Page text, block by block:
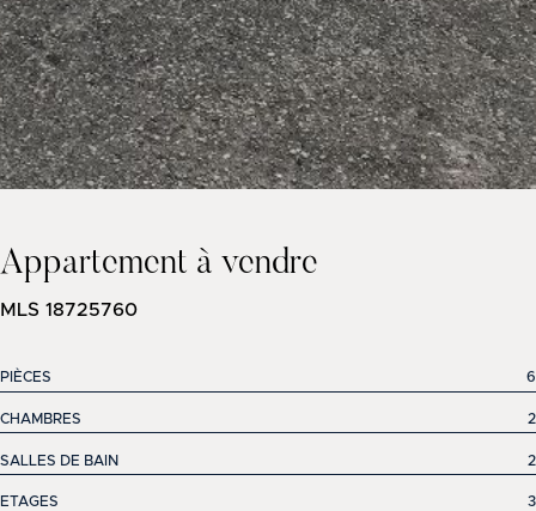
Appartement à vendre
MLS 18725760
PIÈCES 6
CHAMBRES 2
SALLES DE BAIN 2
ETAGES 3